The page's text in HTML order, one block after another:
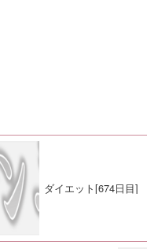
ダイエット[674日目]